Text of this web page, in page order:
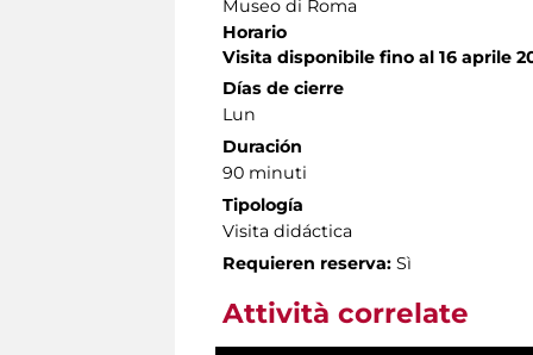
Museo di Roma
Horario
Visita disponibile fino al 16 aprile
Días de cierre
Lun
Duración
90 minuti
Tipología
Visita didáctica
Requieren reserva: Sì
Attività correlate